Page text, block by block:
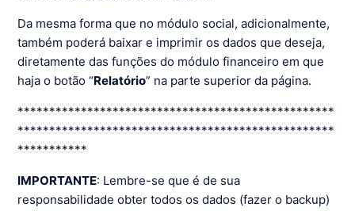
Da mesma forma que no módulo social, adicionalmente,
também poderá baixar e imprimir os dados que deseja,
diretamente das funções do módulo financeiro em que
haja o botão “Relatório” na parte superior da página.
**************************************************
**************************************************
***********
IMPORTANTE: Lembre-se que é de sua
responsabilidade obter todos os dados (fazer o backup)